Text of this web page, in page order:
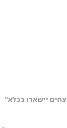
יישארו בכלא"